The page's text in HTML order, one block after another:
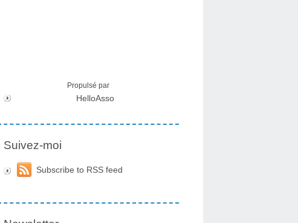
Propulsé par
HelloAsso
Suivez-moi
Subscribe to RSS feed